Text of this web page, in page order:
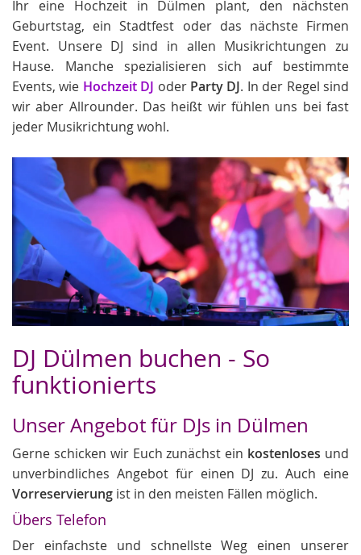
Ihr eine Hochzeit in Dülmen plant, den nächsten
Geburtstag, ein Stadtfest oder das nächste Firmen
Event. Unsere DJ sind in allen Musikrichtungen zu
Hause. Manche spezialisieren sich auf bestimmte
Events, wie Hochzeit DJ oder Party DJ. In der Regel sind
wir aber Allrounder. Das heißt wir fühlen uns bei fast
jeder Musikrichtung wohl.
DJ Dülmen buchen - So
funktionierts
Unser Angebot für DJs in Dülmen
Gerne schicken wir Euch zunächst ein kostenloses und
unverbindliches Angebot für einen DJ zu. Auch eine
Vorreservierung ist in den meisten Fällen möglich.
Übers Telefon
Der einfachste und schnellste Weg einen unserer